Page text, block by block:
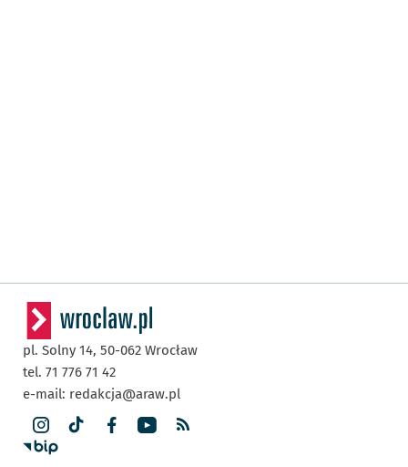
pl. Solny 14, 50-062 Wrocław
tel. 71 776 71 42
e-mail: redakcja@araw.pl